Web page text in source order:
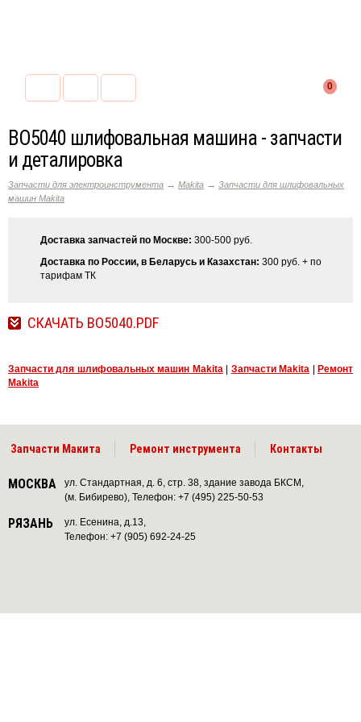
0
BO5040 шлифовальная машина - запчасти
и деталировка
Запчасти для электроинструмента → Makita → Запчасти для шлифовальных
машин Makita
Доставка запчастей по Москве: 300-500 руб.
Доставка по России, в Беларусь и Казахстан: 300 руб. + по
тарифам ТК
СКАЧАТЬ BO5040.PDF
Запчасти для шлифовальных машин Makita| Запчасти Makita
Ремонт
Makita
Запчасти Макита Ремонт инструмента Контакты
МОСКВА
ул. Стандартная, д. 6, стр. 38, здание завода БКСМ,
(м. Бибирево), Телефон: +7 (495) 225-50-53
РЯЗАНЬ
ул. Есенина, д.13,
Телефон: +7 (905) 692-24-25